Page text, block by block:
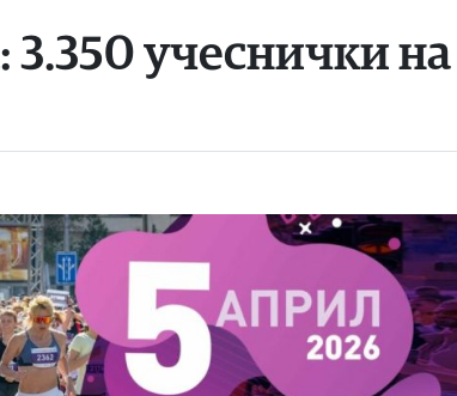
3.350 учеснички на